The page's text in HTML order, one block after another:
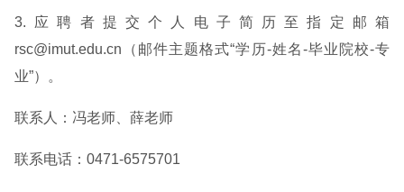
3.应聘者提交个人电子简历至指定邮箱
rsc@imut.edu.cn（邮件主题格式“学历-姓名-毕业院校-专
业”）。
联系人：冯老师、薛老师
联系电话：0471-6575701